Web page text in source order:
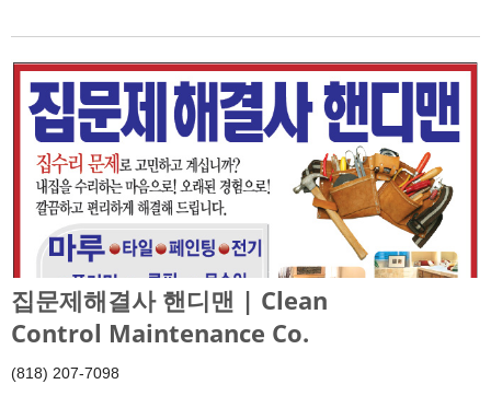
집문제해결사 핸디맨 | Clean
Control Maintenance Co.
(818) 207-7098